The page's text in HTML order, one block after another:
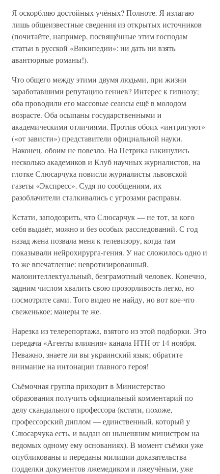
Я оскорбляю достойных учёных? Полноте. Я излагаю
лишь общеизвестные сведения из открытых источников
(почитайте, например, посвящённые этим господам
статьи в русской «Википедии»: ни дать ни взять
авантюрные романы!).
Что общего между этими двумя людьми, при жизни
заработавшими репутацию гениев? Интерес к гипнозу;
оба проводили его массовые сеансы ещё в молодом
возрасте. Оба осыпаны государственными и
академическими отличиями. Против обоих «интригуют»
(«от зависти») представители официальной науки.
Наконец, обоим не повезло. На Петрика накинулись
несколько академиков и Клуб научных журналистов, на
глотке Слюсарчука повисли журналисты львовской
газеты «Экспресс». Судя по сообщениям, их
разоблачители сталкивались с угрозами расправы.
Кстати, заподозрить, что Слюсарчук — не тот, за кого
себя выдаёт, можно и без особых расследований. С год
назад жена позвала меня к телевизору, когда там
показывали нейрохирурга-гения. У нас сложилось одно и
то же впечатление: невротизированный,
малоинтеллектуальный, безграмотный человек. Конечно,
задним числом хвалить свою прозорливость легко, но
посмотрите сами. Того видео не найду, но вот кое-что
свеженькое; манеры те же.
Нарезка из телерепортажа, взятого из этой подборки. Это
передача «Агенты влияния» канала НТН от 14 ноября.
Неважно, знаете ли вы украинский язык; обратите
внимание на интонации главного героя!
Съёмочная группа приходит в Министерство
образования получить официальный комментарий по
делу скандального профессора (кстати, похоже,
профессорский диплом — единственный, который у
Слюсарчука есть, и выдан он нынешним министром на
ведомых одному ему основаниях). В момент съёмки уже
опубликованы и переданы милиции доказательства
подделки документов лжемедиком и лжеучёным, уже